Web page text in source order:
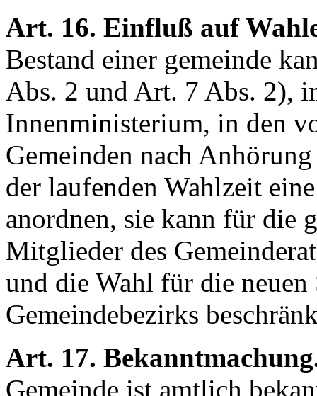
Art. 16. Einfluß auf
Bestand einer gemeinde
Abs. 2 und Art. 7 Abs. 2),
Innenministerium, in den
Gemeinden nach
der laufenden Wahlzeit
anordnen, sie kann für die
Mitglieder des
und die Wahl für die neuen
Gemeindebezirks
Art. 17.
Gemeinde ist amtlich